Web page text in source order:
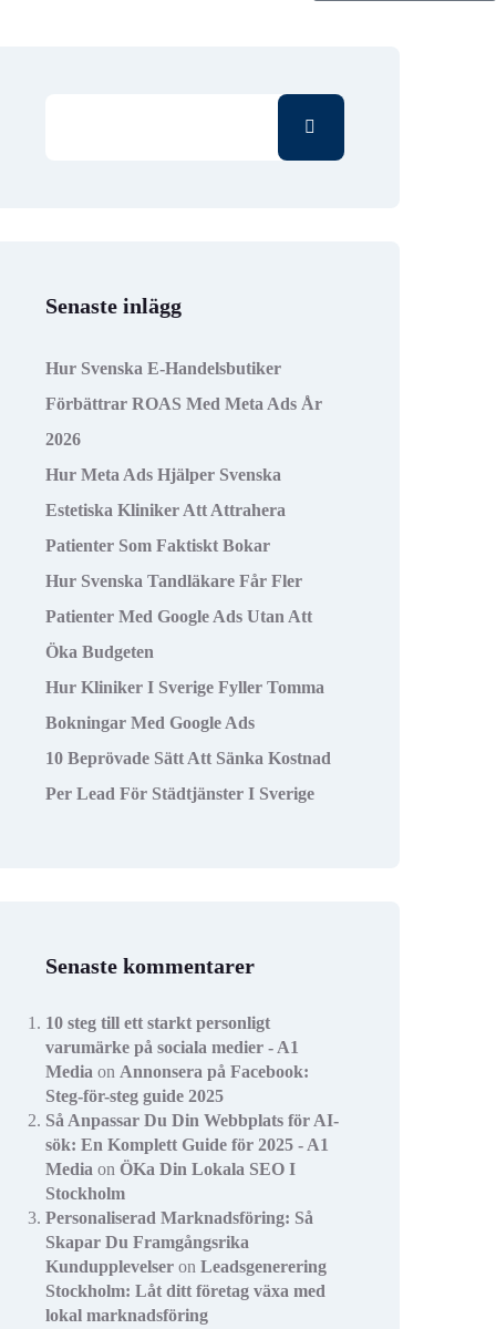
Senaste inlägg
Hur Svenska E-Handelsbutiker
Förbättrar ROAS Med Meta Ads År
2026
Hur Meta Ads Hjälper Svenska
Estetiska Kliniker Att Attrahera
Patienter Som Faktiskt Bokar
Hur Svenska Tandläkare Får Fler
Patienter Med Google Ads Utan Att
Öka Budgeten
Hur Kliniker I Sverige Fyller Tomma
Bokningar Med Google Ads
10 Beprövade Sätt Att Sänka Kostnad
Per Lead För Städtjänster I Sverige
Senaste kommentarer
10 steg till ett starkt personligt
varumärke på sociala medier - A1
Media on Annonsera på Facebook:
Steg-för-steg guide 2025
Så Anpassar Du Din Webbplats för AI-
sök: En Komplett Guide för 2025 - A1
Media on ÖKa Din Lokala SEO I
Stockholm
Personaliserad Marknadsföring: Så
Skapar Du Framgångsrika
Kundupplevelser on Leadsgenerering
Stockholm: Låt ditt företag växa med
lokal marknadsföring